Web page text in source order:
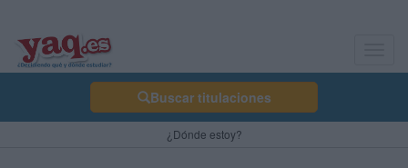
Buscar titulaciones
¿Dónde estoy?